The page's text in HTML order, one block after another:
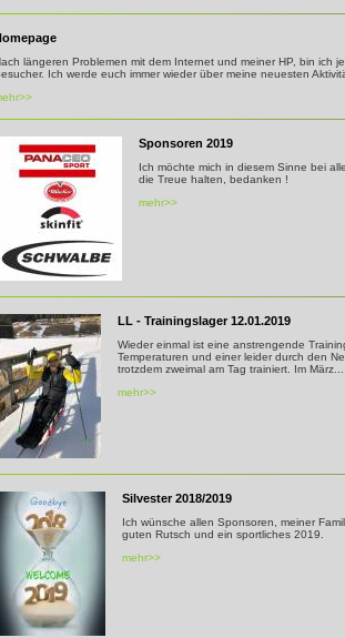
längeren Problemen mit dem Internet und meiner HP, bin ich
Ich werde euch immer wieder über meine neuesten
Sponsoren 2019
Ich möchte mich in diesem Sinne bei
die Treue halten, bedanken !
mehr>>
LL - Trainingslager 12.01.2019
Wieder einmal ist eine anstrengende
Temperaturen und einer leider durch den
trotzdem zweimal am Tag trainiert. Im März...
mehr>>
Silvester 2018/2019
Ich wünsche allen Sponsoren, meiner
guten Rutsch und ein sportliches 2019.
mehr>>